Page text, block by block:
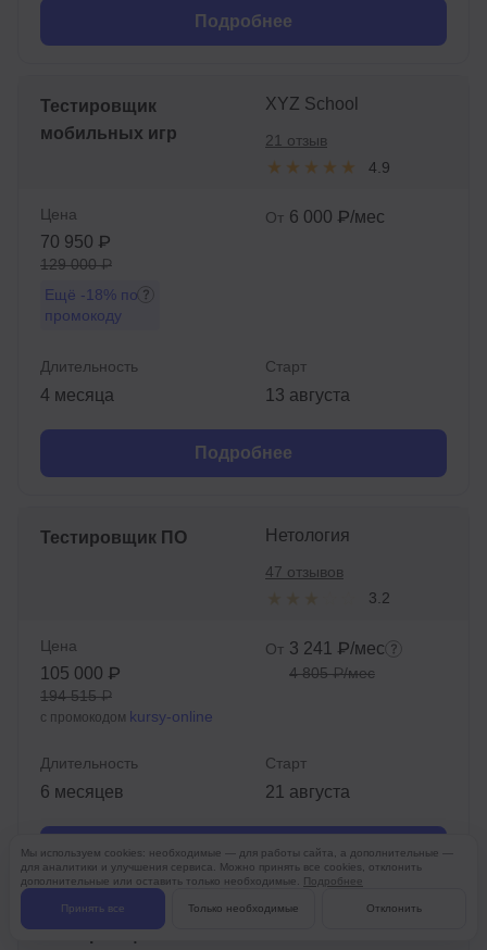
Подробнее
Тестировщик
мобильных игр
XYZ School
4.9
21 отзыв
Цена
70 950 ₽
129 000 ₽
Ещё -18% по
промокоду
От 6 000 ₽/мес
Длительность
4 месяца
Старт
13 августа
Подробнее
Тестировщик ПО Нетология
3.2
47 отзывов
Цена
105 000 ₽
194 515 ₽
с промокодом kursy-online
От 3 241 ₽/мес
4 805 ₽/мес
Длительность
6 месяцев
Старт
21 августа
Подробнее
Тестировщик ПО
Мы используем cookies: необходимые — для работы сайта, а дополнительные —
для аналитики и улучшения сервиса. Можно принять все cookies, отклонить
дополнительные или оставить только необходимые. Подробнее
Принять все Только необходимые Отклонить